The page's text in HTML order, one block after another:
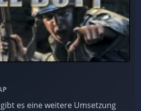
es eine weitere Umsetzung